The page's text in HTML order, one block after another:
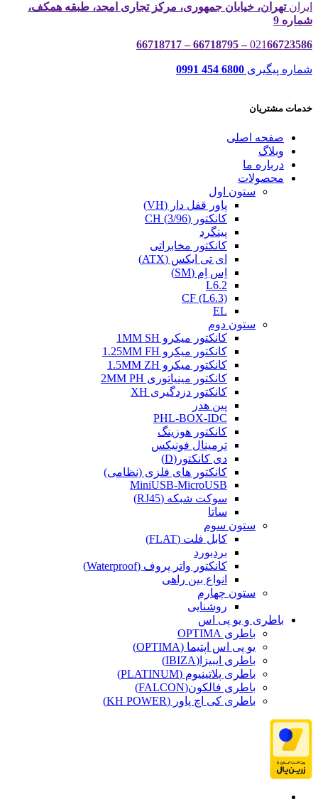
ایرانتهران، خیابان جمهوری، مرکز تجاری امجد، طبقه همکف،
شماره 9
02166723586 – 66718795 – 66718717
شماره پیگیری 6800 454 0991
خدمات مشتریان
صفحه اصلی
وبلاگ
درباره ما
محصولات
ستون اول
پاور قفل دار (VH)
کانکتور (3/96) CH
پینگرد
کانکتور مخابراتی
ای تی ایکس (ATX)
اِس اِم (SM)
L6.2
CF (L6.3)
EL
ستون دوم
کانکتور میکرو 1MM SH
کانکتور میکرو 1.25MM FH
کانکتور میکرو 1.5MM ZH
کانکتور مینیاتوری 2MM PH
کانکتور دزدگیری XH
پین هدر
PHL-BOX-IDC
کانکتور هوزینگ
ترمینال فونیکس
دی کانکتور(D)
کانکتور های فلزی (نظامی)
MiniUSB-MicroUSB
سوکت شبکه (RJ45)
ساتا
ستون سوم
کابل فلت (FLAT)
بردبورد
کانکتور واتر پروف (Waterproof)
انواع بین راهی
ستون چهارم
روشنایی
باطری و یو پی اس
باطری OPTIMA
یو پی اس اپتیما (OPTIMA)
باطری ایبیزا(IBIZA)
باطری پلاتینیوم (PLATINUM)
باطری فالکون(FALCON)
باطری کی اچ پاور (KH POWER)